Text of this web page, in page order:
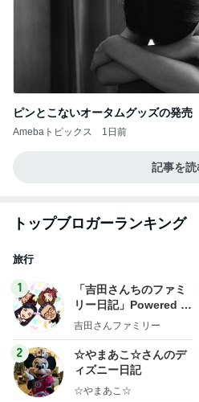
ピンとこないオータムグッズの発売
Amebaトピックス 1日前
記事を読
トップブロガーランキング
旅行
1
「吉田さんちのファミ
リー日記」Powered b
y Ameba 吉田さんファ
ログ
吉田さんファミリー
2
☆やまあこ☆さんのデ
ィズニー日記
☆やまあこ☆